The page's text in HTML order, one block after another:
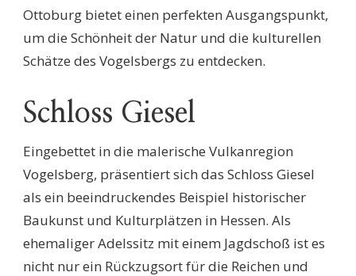
Ottoburg bietet einen perfekten Ausgangspunkt,
um die Schönheit der Natur und die kulturellen
Schätze des Vogelsbergs zu entdecken.
Schloss Giesel
Eingebettet in die malerische Vulkanregion
Vogelsberg, präsentiert sich das Schloss Giesel
als ein beeindruckendes Beispiel historischer
Baukunst und Kulturplätzen in Hessen. Als
ehemaliger Adelssitz mit einem Jagdschoß ist es
nicht nur ein Rückzugsort für die Reichen und